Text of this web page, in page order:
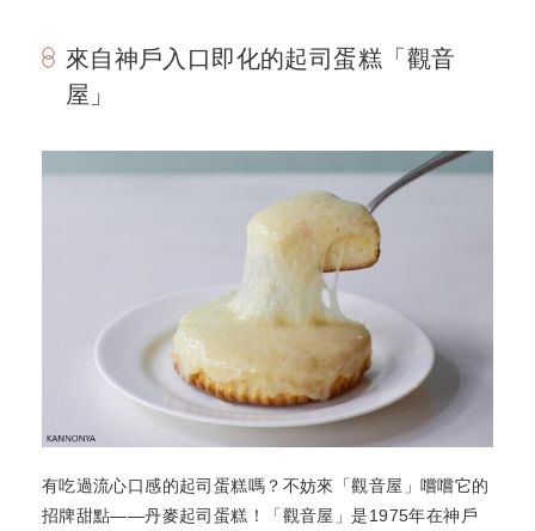
來自神戶入口即化的起司蛋糕「觀音
屋」
有吃過流心口感的起司蛋糕嗎？不妨來「觀音屋」嚐嚐它的
招牌甜點――丹麥起司蛋糕！「觀音屋」是1975年在神戶